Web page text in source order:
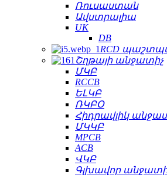
Ռուսաստան
Ավստրալիա
UK
DB
RCD
Շղթայի անջատիչ
ՄԿԲ
RCCB
ԵԼԿԲ
ՌԿԲՕ
Հիդրավլիկ
ՄԿԿԲ
MPCB
ACB
ՎԿԲ
Գլխավոր